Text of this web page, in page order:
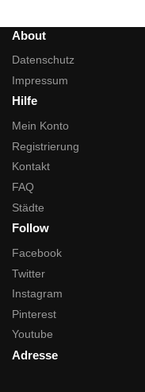
About
Datenschutz
Impressum
Hilfe
Mein Konto
Registrierung
Kontakt
FAQ
Städte
Follow
Facebook
Twitter
Instagram
Pinterest
Youtube
Adresse